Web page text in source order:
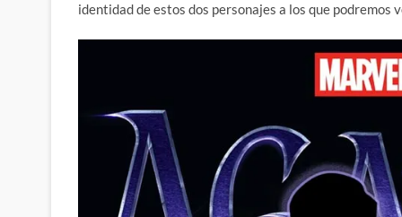
identidad de estos dos personajes a los que podremos